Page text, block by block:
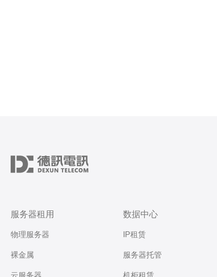
服务器租用
物理服务器
裸金属
云服务器
数据中心
IP租赁
服务器托管
机柜租赁